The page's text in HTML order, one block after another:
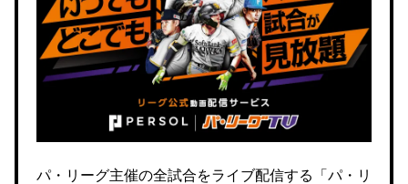
パ・リーグ主催の全試合をライブ配信する「パ・リ